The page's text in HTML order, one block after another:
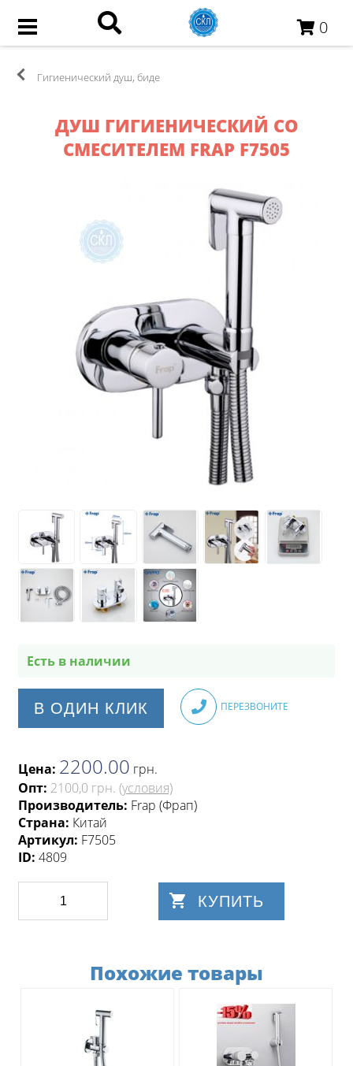
0
Гигиенический душ, биде
ДУШ ГИГИЕНИЧЕСКИЙ СО
СМЕСИТЕЛЕМ FRAP F7505
Есть в наличии
В ОДИН КЛИК ПЕРЕЗВОНИТЕ
Цена: 2200.00 грн.
Опт: 2100,0 грн. (условия)
Производитель: Frap (Фрап)
Страна: Китай
Артикул: F7505
ID: 4809
КУПИТЬ
Похожие товары